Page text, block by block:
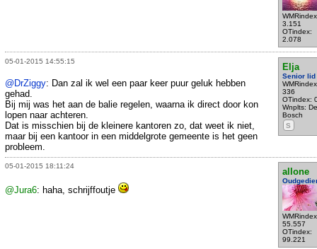
3.151
OTindex:
2.078
05-01-2015 14:55:15
Elja
Senior lid
336
OTindex:
Wnplts:
Bosch
S
@DrZiggy: Dan zal ik wel een paar keer puur geluk hebben
gehad.
Bij mij was het aan de balie regelen, waarna ik direct door kon
lopen naar achteren.
Dat is misschien bij de kleinere kantoren zo, dat weet ik niet,
maar bij een kantoor in een middelgrote gemeente is het geen
probleem.
05-01-2015 18:11:24
allone
55.557
OTindex:
99.221
@Jura6: haha, schrijffoutje